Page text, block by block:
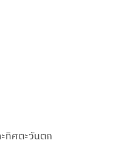
ทิศตะวันตก